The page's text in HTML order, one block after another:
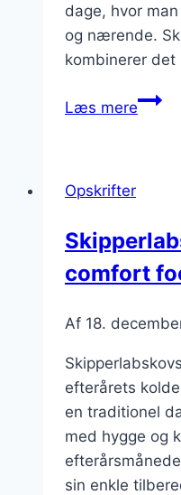
dage, hvor
og nærende.
kombinerer
Læs mere
Opskrifter
comfort
Af 18.
efterårets
en traditionel
med hygge og
sin enkle